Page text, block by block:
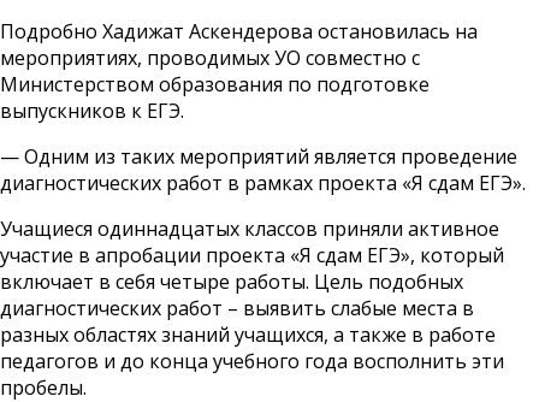
Подробно Хадижат Аскендерова остановилась на
мероприятиях, проводимых УО совместно с
Министерством образования по подготовке
выпускников к ЕГЭ.
— Одним из таких мероприятий является проведение
диагностических работ в рамках проекта «Я сдам ЕГЭ».
Учащиеся одиннадцатых классов приняли активное
участие в апробации проекта «Я сдам ЕГЭ», который
включает в себя четыре работы. Цель подобных
диагностических работ – выявить слабые места в
разных областях знаний учащихся, а также в работе
педагогов и до конца учебного года восполнить эти
пробелы.